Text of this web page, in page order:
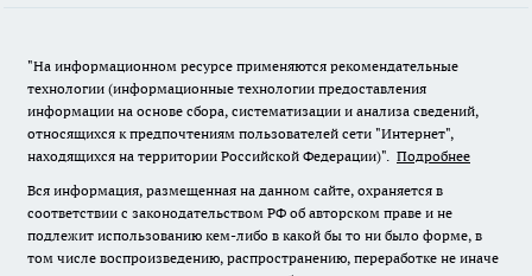
"На информационном ресурсе применяются рекомендательные
технологии (информационные технологии предоставления
информации на основе сбора, систематизации и анализа сведений,
относящихся к предпочтениям пользователей сети "Интернет",
находящихся на территории Российской Федерации)". Подробнее
Вся информация, размещенная на данном сайте, охраняется в
соответствии с законодательством РФ об авторском праве и не
подлежит использованию кем-либо в какой бы то ни было форме, в
том числе воспроизведению, распространению, переработке не иначе